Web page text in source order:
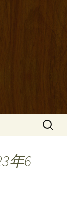
アン
の公式
ポ）」。
ーブ牛の
ーも豊富
みのお客
検
年6